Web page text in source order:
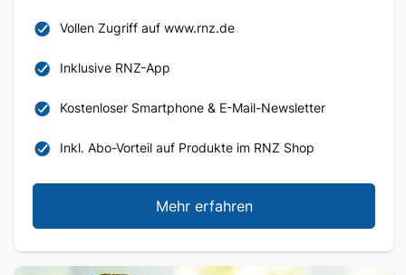
Vollen Zugriff auf www.rnz.de
Inklusive RNZ-App
Kostenloser Smartphone & E-Mail-Newsletter
Inkl. Abo-Vorteil auf Produkte im RNZ Shop
Mehr erfahren